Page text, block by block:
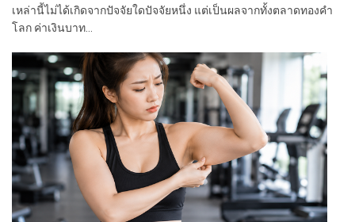
เหล่านี้ไม่ได้เกิดจากปัจจัยใดปัจจัยหนึ่ง แต่เป็นผลจากทั้งตลาดทองคำ
โลก ค่าเงินบาท…